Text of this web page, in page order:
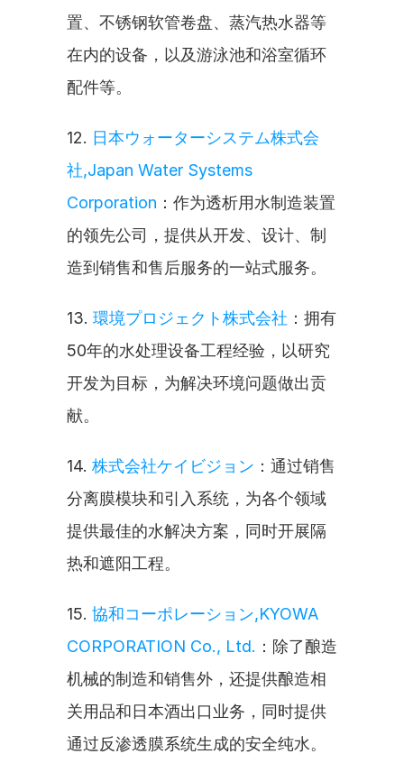
置、不锈钢软管卷盘、蒸汽热水器等
在内的设备，以及游泳池和浴室循环
配件等。
12. 日本ウォーターシステム株式会
社,Japan Water Systems
Corporation ：作为透析用水制造装置
的领先公司，提供从开发、设计、制
造到销售和售后服务的一站式服务。
13. 環境プロジェクト株式会社 ：拥有
50年的水处理设备工程经验，以研究
开发为目标，为解决环境问题做出贡
献。
14. 株式会社ケイビジョン ：通过销售
分离膜模块和引入系统，为各个领域
提供最佳的水解决方案，同时开展隔
热和遮阳工程。
15. 協和コーポレーション,KYOWA
CORPORATION Co., Ltd. ：除了酿造
机械的制造和销售外，还提供酿造相
关用品和日本酒出口业务，同时提供
通过反渗透膜系统生成的安全纯水。